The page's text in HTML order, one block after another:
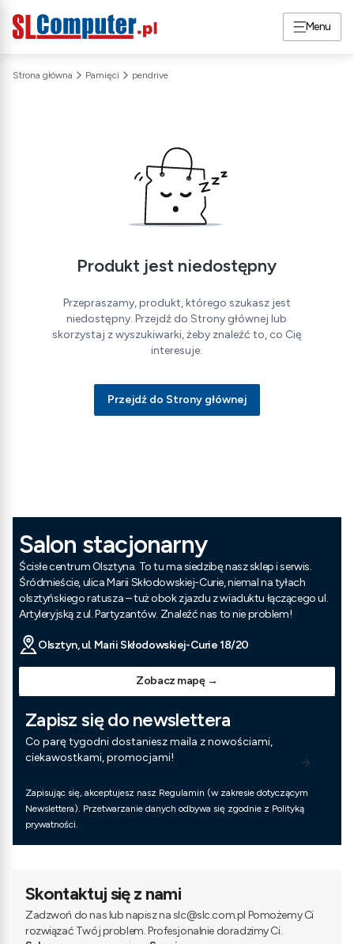
Menu
Strona główna Pamięci pendrive
Produkt jest niedostępny
Przepraszamy, produkt, którego szukasz jest
niedostępny. Przejdź do Strony głównej lub
skorzystaj z wyszukiwarki, żeby znaleźć to, co Cię
interesuje.
Przejdź do Strony głównej
Salon stacjonarny
Ścisłe centrum Olsztyna. To tu ma siedzibę nasz sklep i serwis.
Śródmieście, ulica Marii Skłodowskiej-Curie, niemal na tyłach
olsztyńskiego ratusza – tuż obok zjazdu z wiaduktu łączącego ul.
Artyleryjską z ul. Partyzantów. Znaleźć nas to nie problem!
Olsztyn, ul. Marii Skłodowskiej-Curie 18/20
Zobacz mapę →
Zapisz się do newslettera
Co parę tygodni dostaniesz maila z nowościami,
ciekawostkami, promocjami!
Zapisując się, akceptujesz nasz Regulamin (w zakresie dotyczącym
Newslettera). Przetwarzanie danych odbywa się zgodnie z Polityką
prywatności.
Skontaktuj się z nami
Zadzwoń do nas lub napisz na slc@slc.com.pl Pomożemy Ci
rozwiązać Twój problem. Profesjonalnie doradzimy Ci.